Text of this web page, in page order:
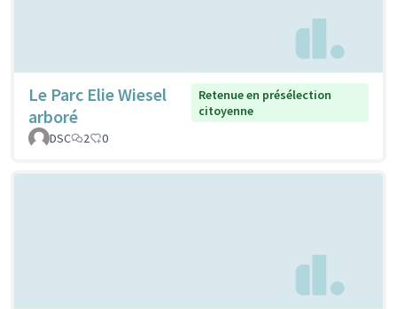
Le Parc Elie Wiesel
arboré
Retenue en présélection
citoyenne
DSC
2 0